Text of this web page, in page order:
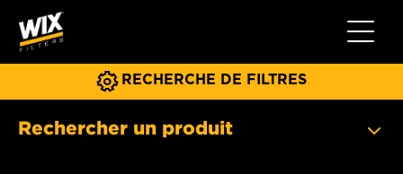
Toggle
RECHERCHE DE FILTRES
Rechercher un produit